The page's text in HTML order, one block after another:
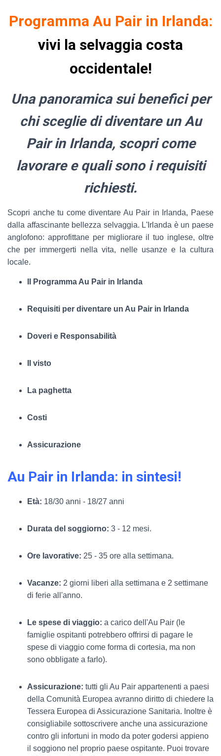
Programma Au Pair in Irlanda:
vivi la selvaggia costa
occidentale!
Una panoramica sui benefici per
chi sceglie di diventare un Au
Pair in Irlanda, scopri come
lavorare e quali sono i requisiti
richiesti.
Scopri anche tu come diventare Au Pair in Irlanda, Paese
dalla affascinante bellezza selvaggia. L'Irlanda è un paese
anglofono: approfittane per migliorare il tuo inglese, oltre
che per immergerti nella vita, nelle usanze e la cultura
locale.
Il Programma Au Pair in Irlanda
Requisiti per diventare un Au Pair in Irlanda
Doveri e Responsabilità
Il visto
La paghetta
Costi
Assicurazione
Au Pair in Irlanda: in sintesi!
Età: 18/30 anni - 18/27 anni
Durata del soggiorno: 3 - 12 mesi.
Ore lavorative: 25 - 35 ore alla settimana.
Vacanze: 2 giorni liberi alla settimana e 2 settimane
di ferie all'anno.
Le spese di viaggio: a carico dell'Au Pair (le
famiglie ospitanti potrebbero offrirsi di pagare le
spese di viaggio come forma di cortesia, ma non
sono obbligate a farlo).
Assicurazione: tutti gli Au Pair appartenenti a paesi
della Comunità Europea avranno diritto di chiedere la
Tessera Europea di Assicurazione Sanitaria. Inoltre è
consigliabile sottoscrivere anche una assicurazione
contro gli infortuni in modo da poter godersi appieno
il soggiono nel proprio paese ospitante. Puoi trovare